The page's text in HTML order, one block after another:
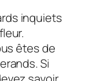
inquiets
êtes de
Si